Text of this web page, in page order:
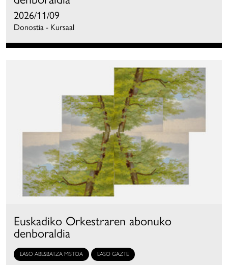
2026/11/09
Donostia - Kursaal
Euskadiko Orkestraren abonuko
denboraldia
EASO ABESBATZA MISTOA EASO GAZTE